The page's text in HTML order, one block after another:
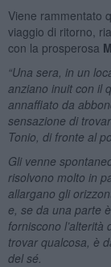
Viene rammentato
viaggio di ritorno,
con la prosperosa
“Una sera, in un
anziano inuit con il
annaffiato da
sensazione di
Tonio, di fronte al
Gli venne
risolvono molto in
allargano gli
e, se da una parte
forniscono
trovar qualcosa, è
del sé.